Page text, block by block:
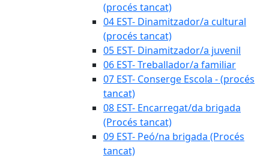
(procés tancat)
04 EST- Dinamitzador/a cultural
(procés tancat)
05 EST- Dinamitzador/a juvenil
06 EST- Treballador/a familiar
07 EST- Conserge Escola - (procés
tancat)
08 EST- Encarregat/da brigada
(Procés tancat)
09 EST- Peó/na brigada (Procés
tancat)